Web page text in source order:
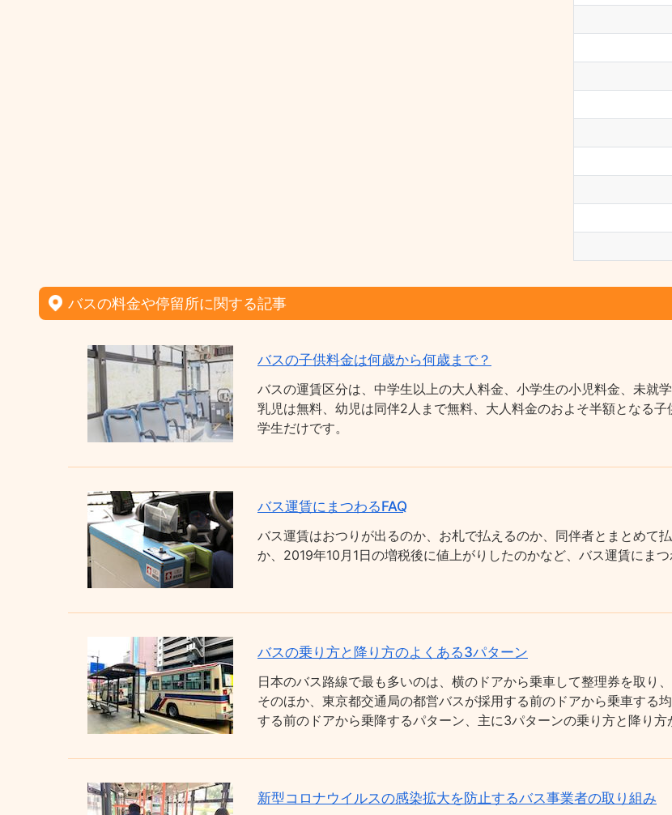
バスの料金や停留所に関する記事
バスの子供料金は何歳から何歳まで？
バスの運賃区分は、中学生以上の大人料金、小学生の小児料金、未就
乳児は無料、幼児は同伴2人まで無料、大人料金のおよそ半額となる
学生だけです。
バス運賃にまつわるFAQ
バス運賃はおつりが出るのか、お札で払えるのか、同伴者とまとめて
か、2019年10月1日の増税後に値上がりしたのかなど、バス運賃にま
バスの乗り方と降り方のよくある3パターン
日本のバス路線で最も多いのは、横のドアから乗車して整理券を取り
そのほか、東京都交通局の都営バスが採用する前のドアから乗車する
する前のドアから乗降するパターン、主に3パターンの乗り方と降り方
新型コロナウイルスの感染拡大を防止するバス事業者の取り組み